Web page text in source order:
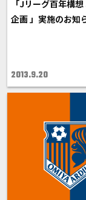
「Jリーグ百年構
企画 」実施のお知
2013.9.20